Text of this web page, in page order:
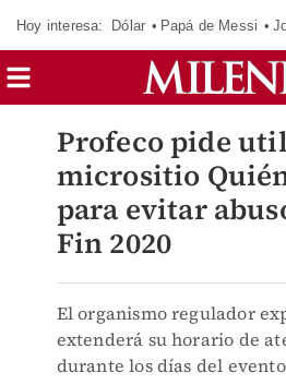
Hoy interesa: Dólar Papá de Messi
Profeco pide
micrositio
para evitar
Fin 2020
El organismo regulador
extenderá su horario de
durante los días del